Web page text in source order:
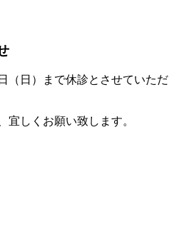
（日）まで休診とさせていただ
宜しくお願い致します。